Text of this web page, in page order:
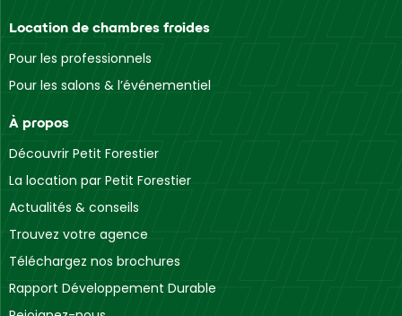
Location de chambres froides
Pour les professionnels
Pour les salons & l’événementiel
À propos
Découvrir Petit Forestier
La location par Petit Forestier
Actualités & conseils
Trouvez votre agence
Téléchargez nos brochures
Rapport Développement Durable